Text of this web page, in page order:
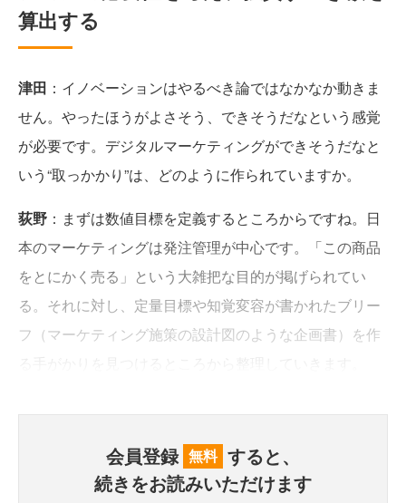
算出する
津田 ：イノベーションはやるべき論ではなかなか動きま
せん。やったほうがよさそう、できそうだなという感覚
が必要です。デジタルマーケティングができそうだなと
いう“取っかかり”は、どのように作られていますか。
荻野 ：まずは数値目標を定義するところからですね。日
本のマーケティングは発注管理が中心です。「この商品
をとにかく売る」という大雑把な目的が掲げられてい
る。それに対し、定量目標や知覚変容が書かれたブリー
フ（マーケティング施策の設計図のような企画書）を作
会員登録 無料 すると、
続きをお読みいただけます